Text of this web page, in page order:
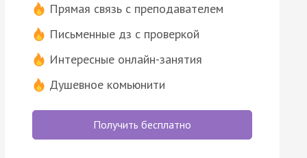
Прямая связь с преподавателем
Письменные дз с проверкой
Интересные онлайн-занятия
Душевное комьюнити
Получить бесплатно